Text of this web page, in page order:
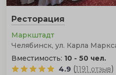
Ресторация
‎Маркштадт
Челябинск, ул. Карла
Вместимость: 10 - 50 чел.
4.9 (1191 отзыв)